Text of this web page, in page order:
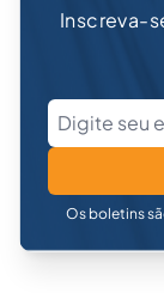
Inscreva-
Os boletins